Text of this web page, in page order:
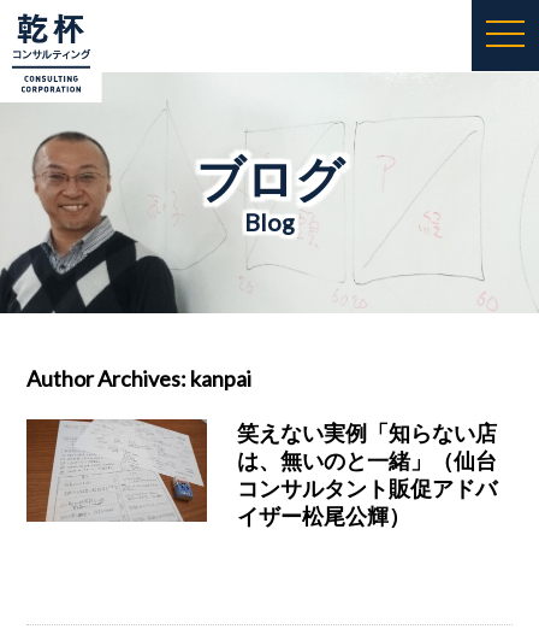
ブログ
Blog
Author Archives: kanpai
笑えない実例「知らない店
は、無いのと一緒」（仙台
コンサルタント販促アドバ
イザー松尾公輝）